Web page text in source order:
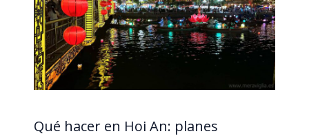
Qué hacer en Hoi An: planes